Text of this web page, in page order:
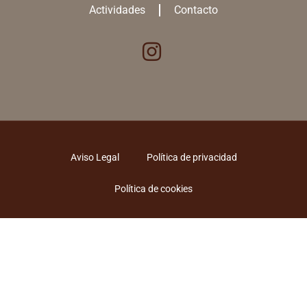
Actividades Contacto
Aviso Legal Política de privacidad
Política de cookies